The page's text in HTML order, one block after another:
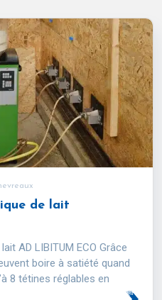
de lait
AD LIBITUM ECO Grâce
boire à satiété quand
8 tétines réglables en